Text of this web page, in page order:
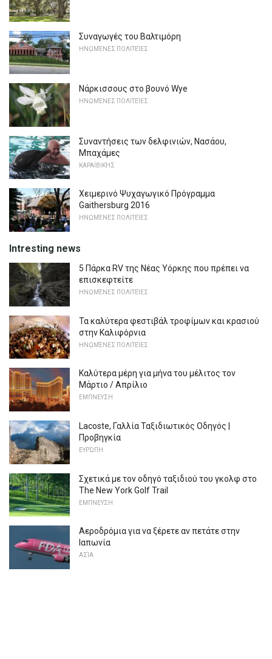
Συναγωγές του Βαλτιμόρη
ΗΝΩΜΈΝΕΣ ΠΟΛΙΤΕΊΕΣ
Νάρκισσους στο βουνό Wye
ΗΝΩΜΈΝΕΣ ΠΟΛΙΤΕΊΕΣ
Συναντήσεις των δελφινιών, Νασάου,
Μπαχάμες
ΚΑΡΑΪΒΙΚΉΣ
Χειμερινό Ψυχαγωγικό Πρόγραμμα
Gaithersburg 2016
ΗΝΩΜΈΝΕΣ ΠΟΛΙΤΕΊΕΣ
Intresting news
5 Πάρκα RV της Νέας Υόρκης που πρέπει να
επισκεφτείτε
ΗΝΩΜΈΝΕΣ ΠΟΛΙΤΕΊΕΣ
Τα καλύτερα φεστιβάλ τροφίμων και κρασιού
στην Καλιφόρνια
ΗΝΩΜΈΝΕΣ ΠΟΛΙΤΕΊΕΣ
Καλύτερα μέρη για μήνα του μέλιτος τον
Μάρτιο / Απρίλιο
ΕΜΠΝΕΥΣΗ
Lacoste, Γαλλία Ταξιδιωτικός Οδηγός |
Προβηγκία
ΕΥΡΏΠΗ
Σχετικά με τον οδηγό ταξιδιού του γκολφ στο
The New York Golf Trail
ΕΜΠΝΕΥΣΗ
Αεροδρόμια για να ξέρετε αν πετάτε στην
Ιαπωνία
ΑΣΊΑ